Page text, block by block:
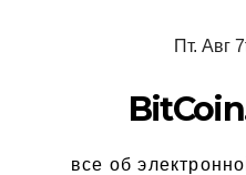
Пт. Авг
все об